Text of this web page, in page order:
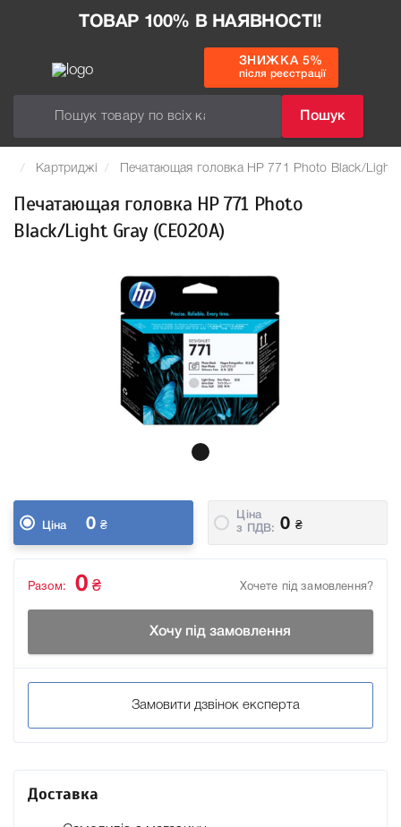
ТОВАР 100% В НАЯВНОСТІ!
Пошук
ЗНИЖКА 5%
після реєстрації
Картриджі Печатающая головка HP 771 Photo Black/Light
Печатающая головка HP 771 Photo
Black/Light Gray (CE020A)
Ціна 0 ₴
Ціна
з ПДВ:
0 ₴
Хочете під замовлення?
Разом: 0 ₴
Хочу під замовлення
Замовити дзвінок експерта
Доставка